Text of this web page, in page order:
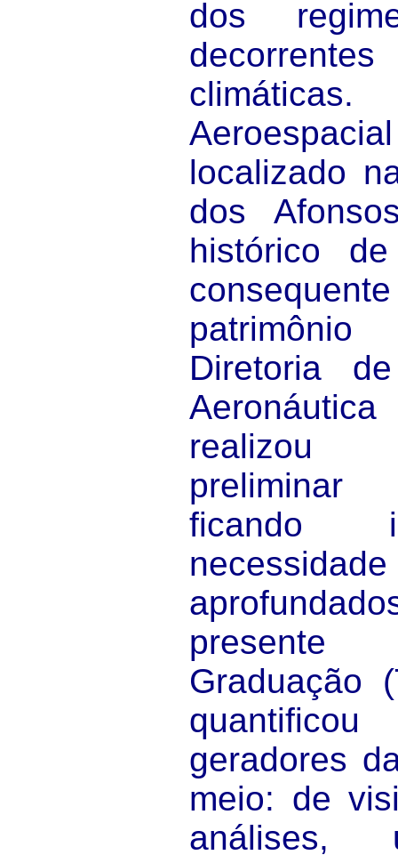
dos
localizado
dos
histórico
Diretoria
realizou
ficando
Graduação
geradores
meio: de
análises,